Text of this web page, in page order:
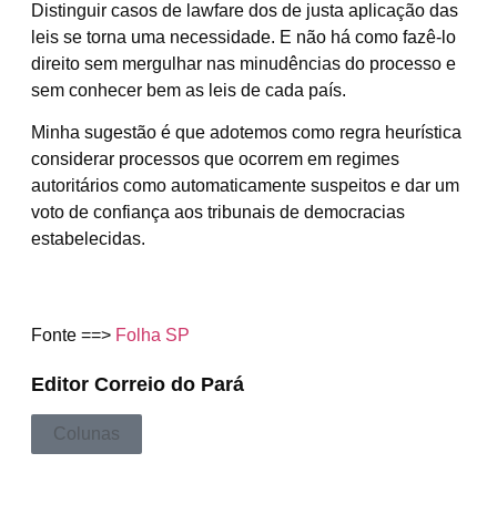
Distinguir casos de lawfare dos de justa aplicação das
leis se torna uma necessidade. E não há como fazê-lo
direito sem mergulhar nas minudências do processo e
sem conhecer bem as leis de cada país.
Minha sugestão é que adotemos como regra heurística
considerar processos que ocorrem em regimes
autoritários como automaticamente suspeitos e dar um
voto de confiança aos tribunais de democracias
estabelecidas.
Fonte ==> Folha SP
Editor Correio do Pará
Colunas